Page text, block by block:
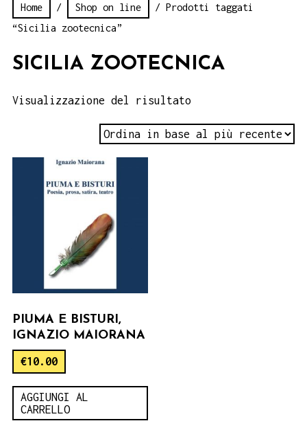
Home / Shop on line
/ Prodotti taggati
“Sicilia zootecnica”
SICILIA ZOOTECNICA
Visualizzazione del risultato
PIUMA E BISTURI,
IGNAZIO MAIORANA
€10.00
AGGIUNGI AL
CARRELLO